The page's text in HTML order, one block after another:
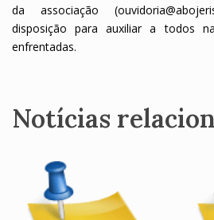
da associação
disposição para auxiliar a todos
enfrentadas.
Notícias